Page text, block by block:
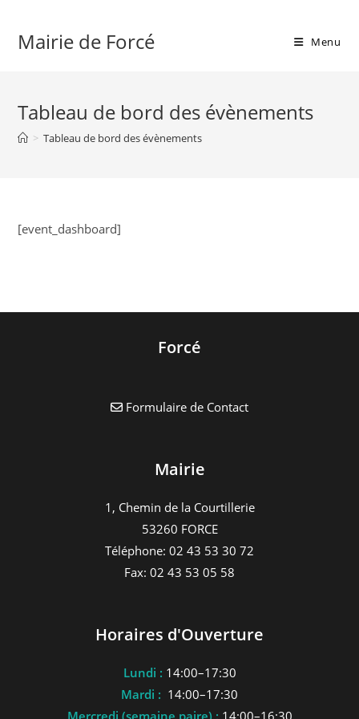
contentMairie de Forcé Menu
Tableau de bord des évènements
> Tableau de bord des évènements
[event_dashboard]
Forcé
Formulaire de Contact
Mairie
1, Chemin de la Courtillerie
53260 FORCE
Téléphone: 02 43 53 30 72
Fax: 02 43 53 05 58
Horaires d'Ouverture
Lundi : 14:00–17:30
Mardi : 14:00–17:30
Mercredi (semaine paire) : 14:00–16:30